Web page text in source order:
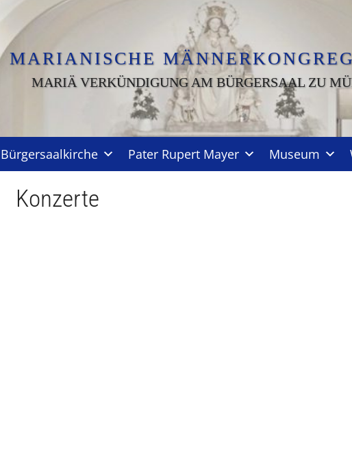
MARIANISCHE
MARIÄ VERKÜNDIGUNG AM BÜRGERSAAL ZU
Bürgersaalkirche Pater Rupert Mayer Museum
Konzerte